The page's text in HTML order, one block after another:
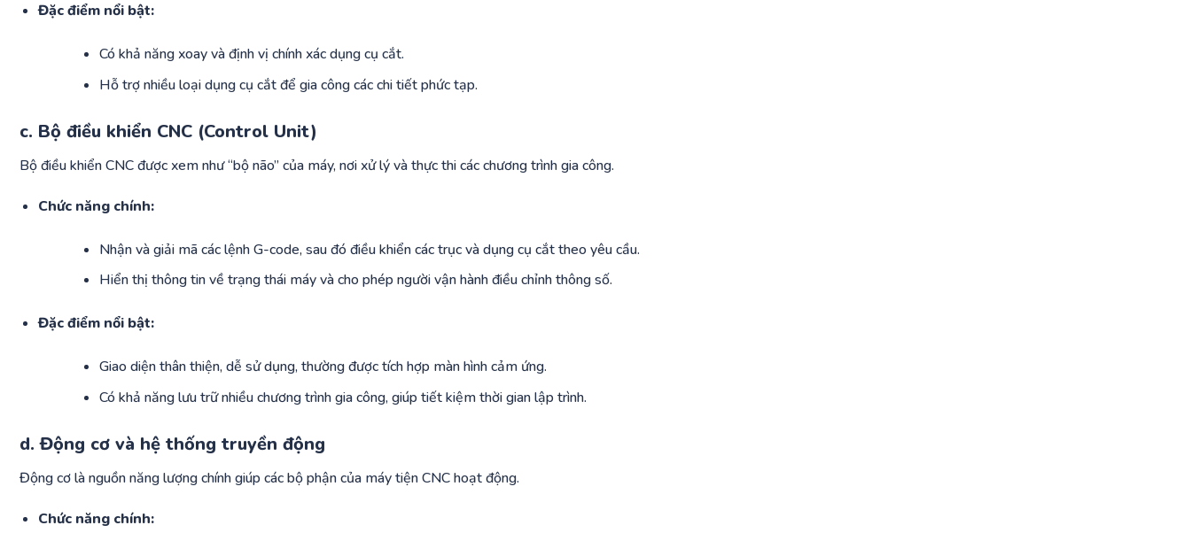
Đặc điểm nổi bật:
Có khả năng xoay và định vị chính xác dụng cụ cắt.
Hỗ trợ nhiều loại dụng cụ cắt để gia công các chi tiết phức tạp.
c. Bộ điều khiển CNC (Control Unit)
Bộ điều khiển CNC được xem như “bộ não” của máy, nơi xử lý và thực thi các chương trình gia công.
Chức năng chính:
Nhận và giải mã các lệnh G-code, sau đó điều khiển các trục và dụng cụ cắt theo yêu cầu.
Hiển thị thông tin về trạng thái máy và cho phép người vận hành điều chỉnh thông số.
Đặc điểm nổi bật:
Giao diện thân thiện, dễ sử dụng, thường được tích hợp màn hình cảm ứng.
Có khả năng lưu trữ nhiều chương trình gia công, giúp tiết kiệm thời gian lập trình.
d. Động cơ và hệ thống truyền động
Động cơ là nguồn năng lượng chính giúp các bộ phận của máy tiện CNC hoạt động.
Chức năng chính: